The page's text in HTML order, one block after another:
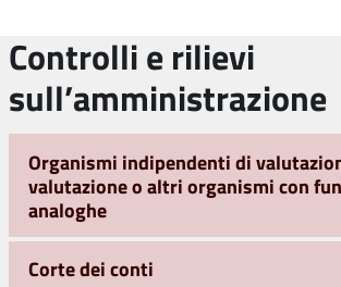
Controlli e rilievi
sull’amministrazione
Organismi indipendenti di
valutazione o altri organismi con
analoghe
Corte dei conti